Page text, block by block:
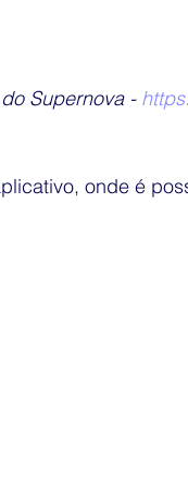
Supernova -
onde é